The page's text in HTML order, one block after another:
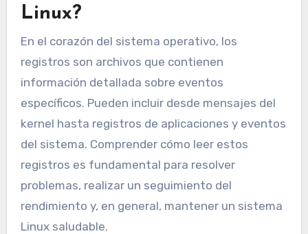
Linux?
En el corazón del sistema operativo, los
registros son archivos que contienen
información detallada sobre eventos
específicos. Pueden incluir desde mensajes del
kernel hasta registros de aplicaciones y eventos
del sistema. Comprender cómo leer estos
registros es fundamental para resolver
problemas, realizar un seguimiento del
rendimiento y, en general, mantener un sistema
Linux saludable.